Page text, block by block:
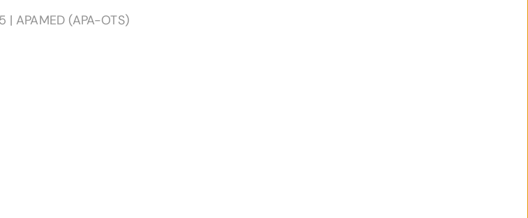
|APAMED (APA-OTS)